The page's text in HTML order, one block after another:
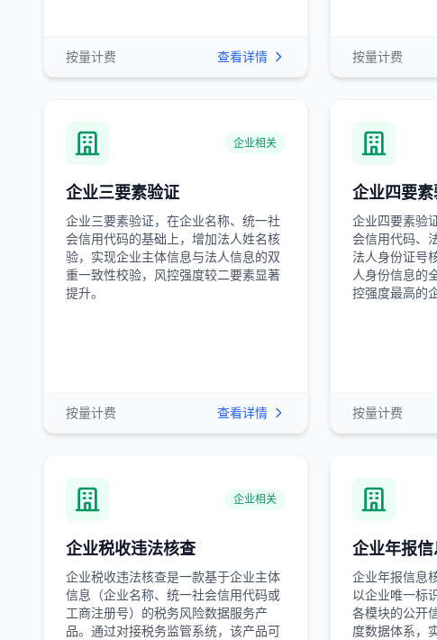
按量计费 查看详情 按量计费
企业相关
企业三要素验证
企业三要素验证，在企业名称、统一社
会信用代码的基础上，增加法人姓名核
验，实现企业主体信息与法人信息的双
重一致性校验，风控强度较二要素显著
提升。
按量计费 查看详情
企业四要
企业四要素验
会信用代码、
法人身份证号
人身份信息的
控强度最高的
按量计费
企业相关
企业税收违法核查
企业税收违法核查是一款基于企业主体
信息（企业名称、统一社会信用代码或
工商注册号）的税务风险数据服务产
品。通过对接税务监管系统，该产品可
企业年报
企业年报信息
以企业唯一标
各模块的公开
度数据体系，